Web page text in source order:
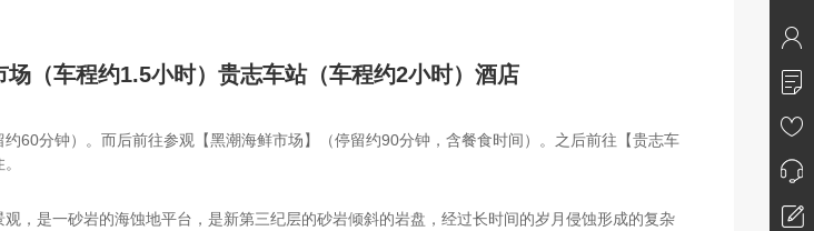
（车程约1.5小时）贵志车站（车程约2小时）酒店
60分钟）。而后前往参观【黑潮海鲜市场】（停留约90分钟，含餐食时间）。之后前往【贵志车
，是一砂岩的海蚀地平台，是新第三纪层的砂岩倾斜的岩盘，经过长时间的岁月侵蚀形成的复杂